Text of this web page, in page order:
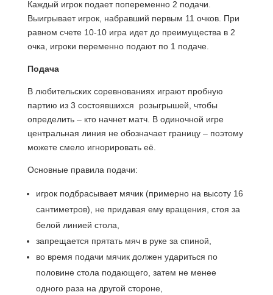
Каждый игрок подает попеременно 2 подачи.
Выигрывает игрок, набравший первым 11 очков. При
равном счете 10-10 игра идет до преимущества в 2
очка, игроки переменно подают по 1 подаче.
Подача
В любительских соревнованиях играют пробную
партию из 3 состоявшихся розыгрышей, чтобы
определить – кто начнет матч. В одиночной игре
центральная линия не обозначает границу – поэтому
можете смело игнорировать её.
Основные правила подачи:
игрок подбрасывает мячик (примерно на высоту 16
сантиметров), не придавая ему вращения, стоя за
белой линией стола,
запрещается прятать мяч в руке за спиной,
во время подачи мячик должен удариться по
половине стола подающего, затем не менее
одного раза на другой стороне,